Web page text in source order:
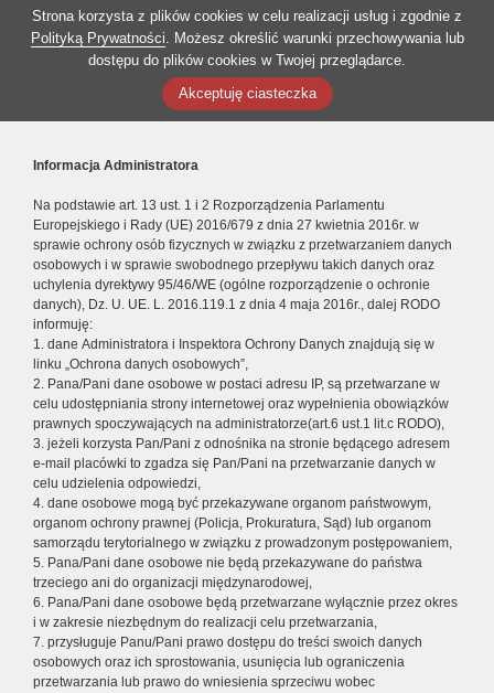
Strona korzysta z plików cookies w celu realizacji usług i zgodnie z
Polityką Prywatności. Możesz określić warunki przechowywania lub
dostępu do plików cookies w Twojej przeglądarce.
Akceptuję ciasteczka
Informacja Administratora
Na podstawie art. 13 ust. 1 i 2 Rozporządzenia Parlamentu
Europejskiego i Rady (UE) 2016/679 z dnia 27 kwietnia 2016r. w
sprawie ochrony osób fizycznych w związku z przetwarzaniem danych
osobowych i w sprawie swobodnego przepływu takich danych oraz
uchylenia dyrektywy 95/46/WE (ogólne rozporządzenie o ochronie
danych), Dz. U. UE. L. 2016.119.1 z dnia 4 maja 2016r., dalej RODO
informuję:
1. dane Administratora i Inspektora Ochrony Danych znajdują się w
linku „Ochrona danych osobowych”,
2. Pana/Pani dane osobowe w postaci adresu IP, są przetwarzane w
celu udostępniania strony internetowej oraz wypełnienia obowiązków
prawnych spoczywających na administratorze(art.6 ust.1 lit.c RODO),
3. jeżeli korzysta Pan/Pani z odnośnika na stronie będącego adresem
e-mail placówki to zgadza się Pan/Pani na przetwarzanie danych w
celu udzielenia odpowiedzi,
4. dane osobowe mogą być przekazywane organom państwowym,
organom ochrony prawnej (Policja, Prokuratura, Sąd) lub organom
samorządu terytorialnego w związku z prowadzonym postępowaniem,
5. Pana/Pani dane osobowe nie będą przekazywane do państwa
trzeciego ani do organizacji międzynarodowej,
6. Pana/Pani dane osobowe będą przetwarzane wyłącznie przez okres
i w zakresie niezbędnym do realizacji celu przetwarzania,
7. przysługuje Panu/Pani prawo dostępu do treści swoich danych
osobowych oraz ich sprostowania, usunięcia lub ograniczenia
przetwarzania lub prawo do wniesienia sprzeciwu wobec